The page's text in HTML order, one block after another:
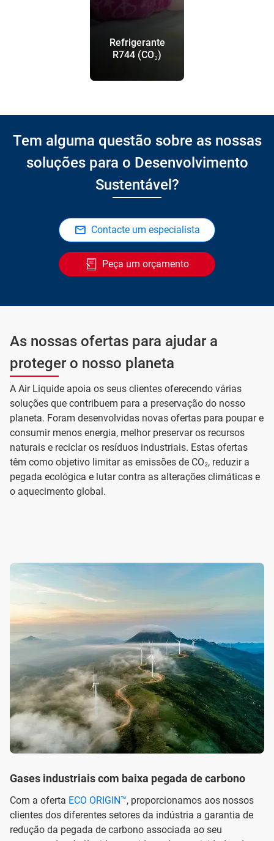
Refrigerante
R744 (CO₂)
Tem alguma questão sobre as nossas
soluções para o Desenvolvimento
Sustentável?
Contacte um especialista
Peça um orçamento
As nossas ofertas para ajudar a
proteger o nosso planeta
A Air Liquide apoia os seus clientes oferecendo várias
soluções que contribuem para a preservação do nosso
planeta. Foram desenvolvidas novas ofertas para poupar e
consumir menos energia, melhor preservar os recursos
naturais e reciclar os resíduos industriais. Estas ofertas
têm como objetivo limitar as emissões de CO₂, reduzir a
pegada ecológica e lutar contra as alterações climáticas e
o aquecimento global.
Gases industriais com baixa pegada de carbono
Com a oferta ECO ORIGIN™, proporcionamos aos nossos
clientes dos diferentes setores da indústria a garantia de
redução da pegada de carbono associada ao seu